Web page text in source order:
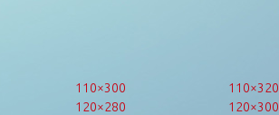
110×300
110×320
120×280
120×300